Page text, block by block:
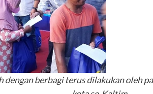
dengan berbagi terus dilakukan oleh